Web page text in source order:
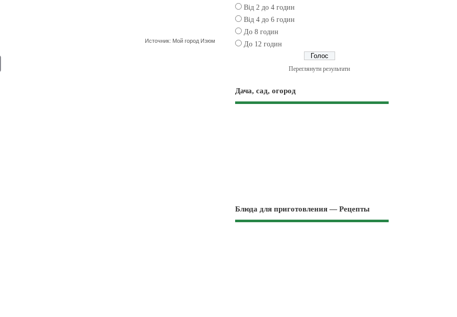
Источник: Мой город Изюм
Від 2 до 4 годин
Від 4 до 6 годин
До 8 годин
До 12 годин
Переглянути результати
Дача, сад, огород
Блюда для приготовления — Рецепты